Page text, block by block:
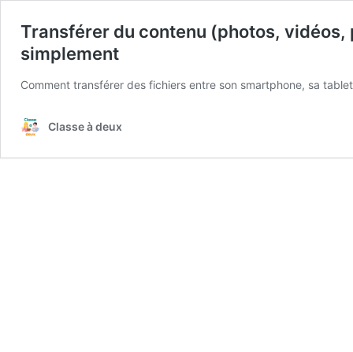
Transférer du contenu (photos,
simplement
Comment transférer des fichiers entre son smartphone, sa
Classe à deux